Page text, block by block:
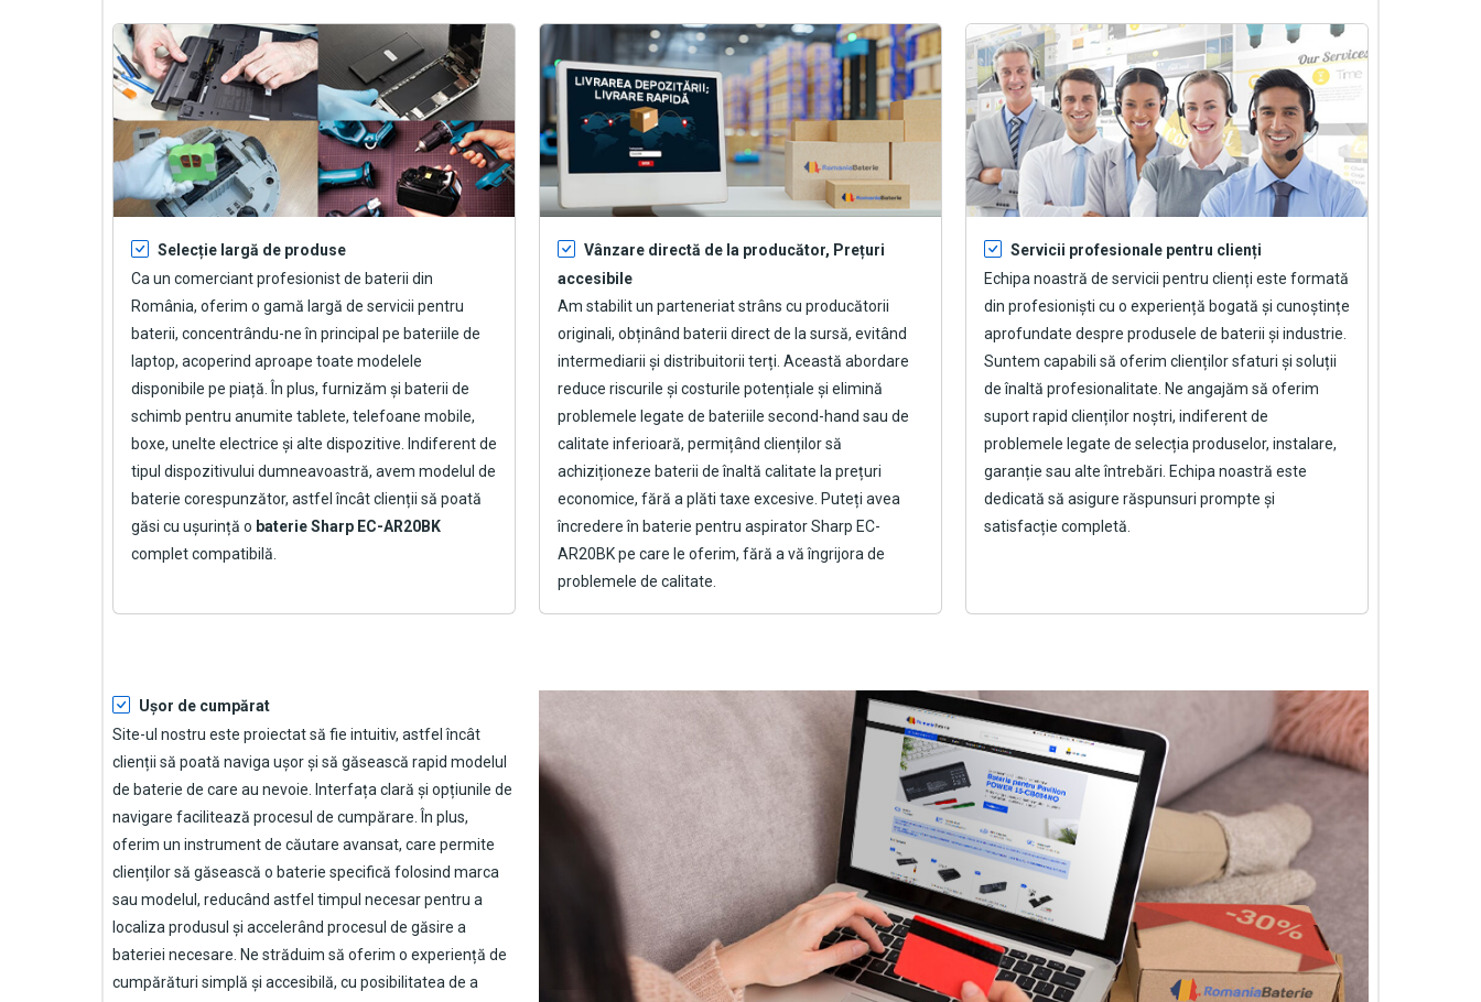
Selecție largă de produse
Ca un comerciant profesionist de baterii din
România, oferim o gamă largă de servicii pentru
baterii, concentrându-ne în principal pe bateriile de
laptop, acoperind aproape toate modelele
disponibile pe piață. În plus, furnizăm și baterii de
schimb pentru anumite tablete, telefoane mobile,
boxe, unelte electrice și alte dispozitive. Indiferent de
tipul dispozitivului dumneavoastră, avem modelul de
baterie corespunzător, astfel încât clienții să poată
găsi cu ușurință o baterie Sharp EC-AR20BK
complet compatibilă.
Vânzare directă de la producător, Prețuri
accesibile
Am stabilit un parteneriat strâns cu producătorii
originali, obținând baterii direct de la sursă, evitând
intermediarii și distribuitorii terți. Această abordare
reduce riscurile și costurile potențiale și elimină
problemele legate de bateriile second-hand sau de
calitate inferioară, permițând clienților să
achiziționeze baterii de înaltă calitate la prețuri
economice, fără a plăti taxe excesive. Puteți avea
încredere în baterie pentru aspirator Sharp EC-
AR20BKpe care le oferim, fără a vă îngrijora de
problemele de calitate.
Servicii profesionale pentru clienți
Echipa noastră de servicii pentru clienți este formată
din profesioniști cu o experiență bogată și cunoștințe
aprofundate despre produsele de baterii și industrie.
Suntem capabili să oferim clienților sfaturi și soluții
de înaltă profesionalitate. Ne angajăm să oferim
suport rapid clienților noștri, indiferent de
problemele legate de selecția produselor, instalare,
garanție sau alte întrebări. Echipa noastră este
dedicată să asigure răspunsuri prompte și
satisfacție completă.
Ușor de cumpărat
Site-ul nostru este proiectat să fie intuitiv, astfel încât
clienții să poată naviga ușor și să găsească rapid modelul
de baterie de care au nevoie. Interfața clară și opțiunile de
navigare facilitează procesul de cumpărare. În plus,
oferim un instrument de căutare avansat, care permite
clienților să găsească o baterie specifică folosind marca
sau modelul, reducând astfel timpul necesar pentru a
localiza produsul și accelerând procesul de găsire a
bateriei necesare. Ne străduim să oferim o experiență de
cumpărături simplă și accesibilă, cu posibilitatea de a